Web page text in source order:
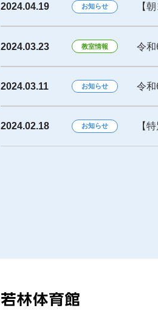
2024.04.19 お知らせ 【
2024.03.23 教室情報 令和
2024.03.11 お知らせ 令和
2024.02.18 お知らせ 【